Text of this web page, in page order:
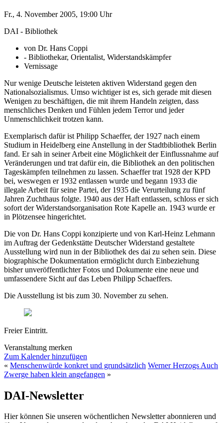
Fr., 4. November 2005, 19:00 Uhr
DAI - Bibliothek
von Dr. Hans Coppi
- Bibliothekar, Orientalist, Widerstandskämpfer
Vernissage
Nur wenige Deutsche leisteten aktiven Widerstand gegen den
Nationalsozialismus. Umso wichtiger ist es, sich gerade mit diesen
Wenigen zu beschäftigen, die mit ihrem Handeln zeigten, dass
menschliches Denken und Fühlen jedem Terror und jeder
Unmenschlichkeit trotzen kann.
Exemplarisch dafür ist Philipp Schaeffer, der 1927 nach einem
Studium in Heidelberg eine Anstellung in der Stadtbibliothek Berlin
fand. Er sah in seiner Arbeit eine Möglichkeit der Einflussnahme auf
Veränderungen und trat dafür ein, die Bibliothek an den politischen
Tageskämpfen teilnehmen zu lassen. Schaeffer trat 1928 der KPD
bei, weswegen er 1932 entlassen wurde und begann 1933 die
illegale Arbeit für seine Partei, der 1935 die Verurteilung zu fünf
Jahren Zuchthaus folgte. 1940 aus der Haft entlassen, schloss er sich
sofort der Widerstandsorganisation Rote Kapelle an. 1943 wurde er
in Plötzensee hingerichtet.
Die von Dr. Hans Coppi konzipierte und von Karl-Heinz Lehmann
im Auftrag der Gedenkstätte Deutscher Widerstand gestaltete
Ausstellung wird nun in der Bibliothek des dai zu sehen sein. Diese
biographische Dokumentation ermöglicht durch Einbeziehung
bisher unveröffentlichter Fotos und Dokumente eine neue und
umfassendere Sicht auf das Leben Philipp Schaeffers.
Die Ausstellung ist bis zum 30. November zu sehen.
Freier Eintritt.
Veranstaltung merken
Zum Kalender hinzufügen
« Menschenwürde konkret und grundsätzlich Werner Herzogs Auch
Zwerge haben klein angefangen »
DAI-Newsletter
Hier können Sie unseren wöchentlichen Newsletter abonnieren und